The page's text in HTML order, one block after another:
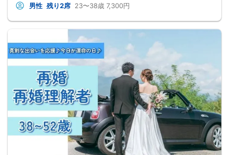
男性 残り2席 23〜38歳 7,300円